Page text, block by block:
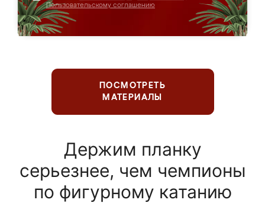
Пользовательскому соглашению
ПОСМОТРЕТЬ
МАТЕРИАЛЫ
Держим планку
серьезнее, чем чемпионы
по фигурному катанию